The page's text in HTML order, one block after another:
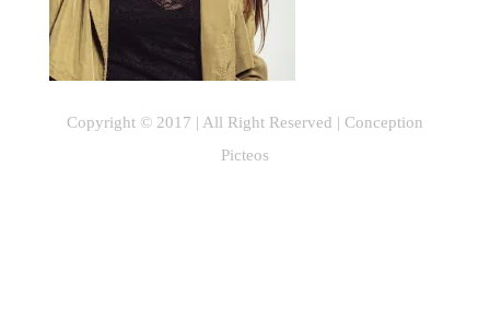
Copyright © 2017 | All Right Reserved | Conception
Picteos